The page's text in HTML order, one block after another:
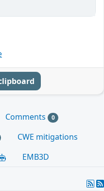
Comments 0
CWE mitigations
EMB3D